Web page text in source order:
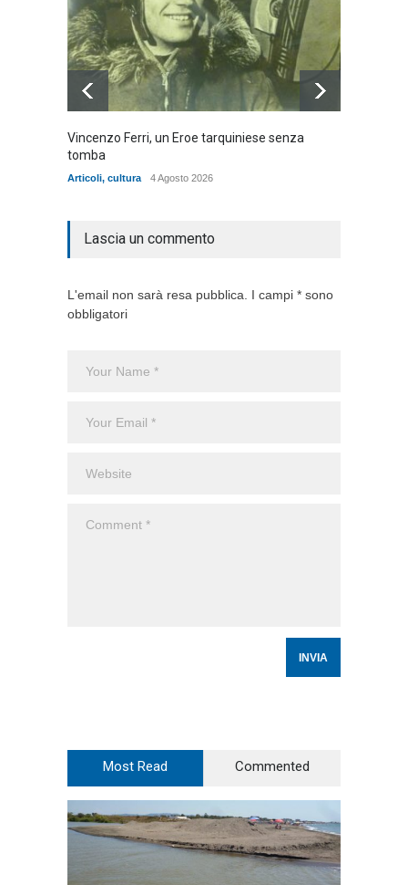
Vincenzo Ferri, un Eroe tarquiniese senza
tomba
Articoli, cultura 4 Agosto 2026
Lascia un commento
L'email non sarà resa pubblica. I campi * sono
obbligatori
Most Read Commented